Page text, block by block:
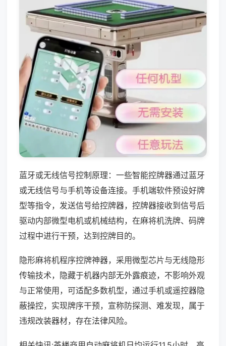
蓝牙或无线信号控制原理：一些智能控牌器通过蓝牙
或无线信号与手机等设备连接。手机端软件预设好牌
型等指令，发送信号给控牌器，控牌器接收到信号后
驱动内部微型电机或机械结构，在麻将机洗牌、码牌
过程中进行干预，达到控牌目的。
隐形麻将机程序控牌神器，采用微型芯片与无线隐形
传输技术，隐藏于机器内部无外露痕迹，不影响外观
与正常使用，可适配多数机型，通过手机或遥控器隐
蔽操控，实现牌序干预，宣称防探测、难发现，属于
违规改装器材，存在法律风险。